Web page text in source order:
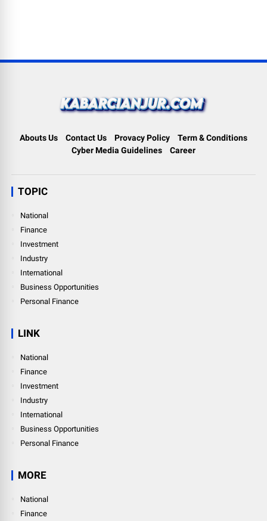
Abouts Us Contact Us Provacy Policy
Term & Conditions
Cyber Media Guidelines
Career
TOPIC
National
Finance
Investment
Industry
International
Business Opportunities
Personal Finance
LINK
National
Finance
Investment
Industry
International
Business Opportunities
Personal Finance
MORE
National
Finance